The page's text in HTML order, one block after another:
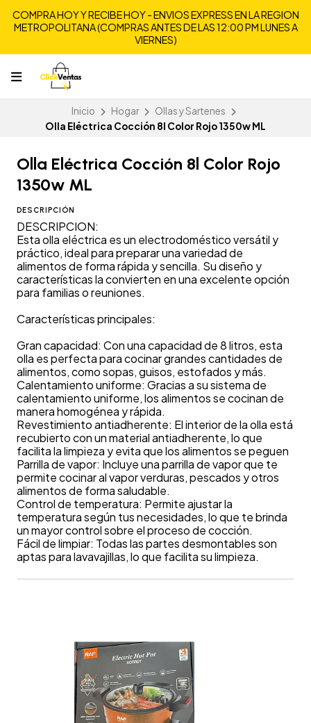
COMPRA HOY Y RECIBE HOY - ENVIOS EXPRESS EN LA REGION
METROPOLITANA (COMPRAS ANTES DE LAS 12:00 PM LUNES A
VIERNES)
Inicio Hogar
Ollas y Sartenes
Olla Eléctrica Cocción 8l Color Rojo 1350w ML
Olla Eléctrica Cocción 8l Color Rojo
1350w ML
DESCRIPCIÓN
DESCRIPCION:
Esta olla eléctrica es un electrodoméstico versátil y
práctico, ideal para preparar una variedad de
alimentos de forma rápida y sencilla. Su diseño y
características la convierten en una excelente opción
para familias o reuniones.
Características principales:
Gran capacidad: Con una capacidad de 8 litros, esta
olla es perfecta para cocinar grandes cantidades de
alimentos, como sopas, guisos, estofados y más.
Calentamiento uniforme: Gracias a su sistema de
calentamiento uniforme, los alimentos se cocinan de
manera homogénea y rápida.
Revestimiento antiadherente: El interior de la olla está
recubierto con un material antiadherente, lo que
facilita la limpieza y evita que los alimentos se peguen
Parrilla de vapor: Incluye una parrilla de vapor que te
permite cocinar al vapor verduras, pescados y otros
alimentos de forma saludable.
Control de temperatura: Permite ajustar la
temperatura según tus necesidades, lo que te brinda
un mayor control sobre el proceso de cocción.
Fácil de limpiar: Todas las partes desmontables son
aptas para lavavajillas, lo que facilita su limpieza.